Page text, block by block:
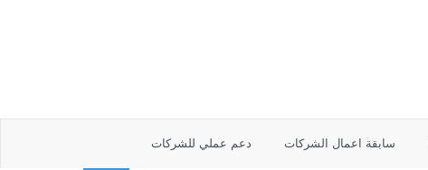
سابقة اعمال الشركات دعم عملي للشركات